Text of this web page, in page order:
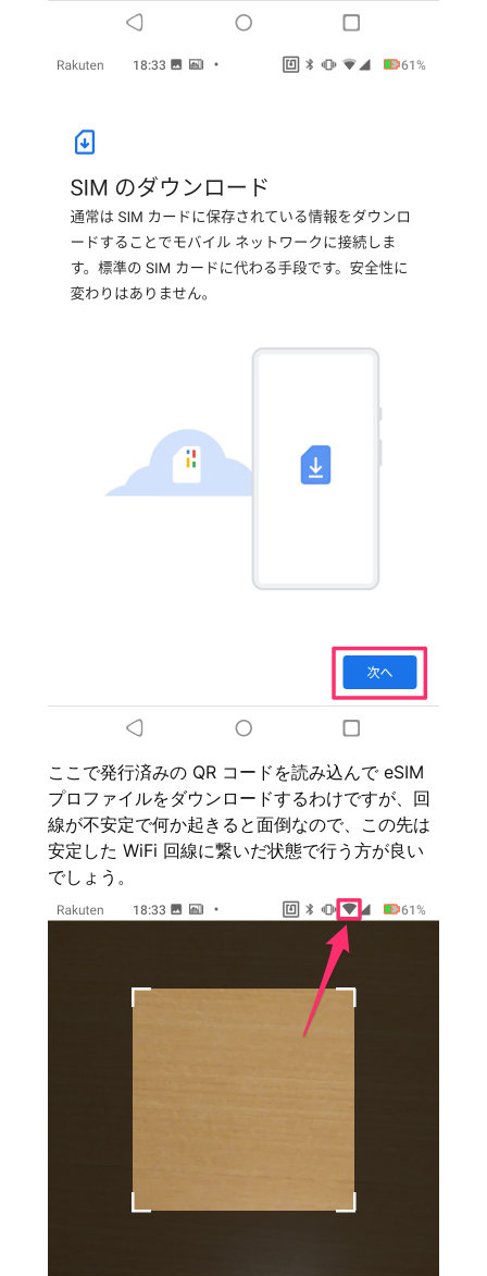
ここで発行済みの QR コードを読み込んで eSIM
プロファイルをダウンロードするわけですが、回
線が不安定で何か起きると面倒なので、この先は
安定した WiFi 回線に繋いだ状態で行う方が良い
でしょう。